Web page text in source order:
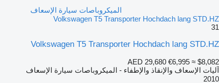
الميكروباصات سيارة الإسعاف
Volkswagen T5 Transporter Hochdach lang STD.HZ
31
Volkswagen T5 Transporter Hochdach lang STD.HZ
AED 29,680 €6,995 ≈ $8,082
آليات الإسعاف والإنقاذ والإطفاء - الميكروباصات سيارة الإسعاف
2010